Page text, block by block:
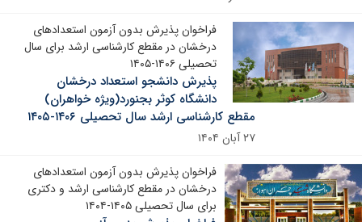
فراخوان پذیرش بدون آزمون استعدادهای
درخشان در مقطع کارشناسی ارشد برای سال
تحصیلی ۱۴۰۶-۱۴۰۵
پذیرش دانشجو استعداد درخشان
دانشگاه کوثر بجنورد(ویژه خواهران)
مقطع کارشناسی ارشد سال تحصیلی ۱۴۰۶-۱۴۰۵
۲۷ آبان ۱۴۰۴
فراخوان پذیرش بدون آزمون استعدادهای
درخشان در مقطع کارشناسی ارشد و دکتری
برای سال تحصیلی ۱۴۰۵-۱۴۰۴